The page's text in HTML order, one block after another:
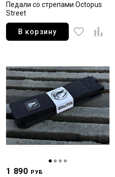
Педали со стрепами Octopus
Street
В корзину
1 890 РУБ